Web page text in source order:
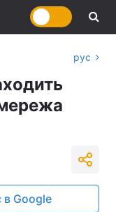
рус
в Google